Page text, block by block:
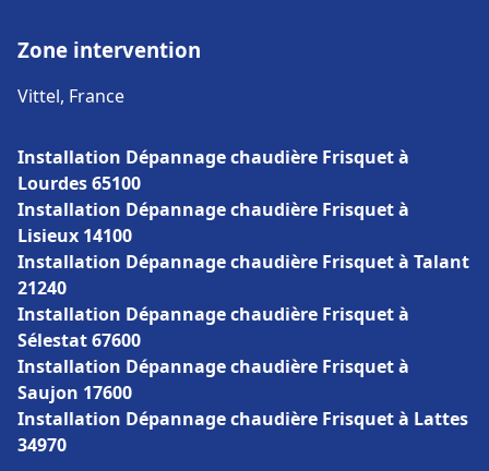
Zone intervention
Vittel, France
Installation Dépannage chaudière Frisquet à
Lourdes 65100
Installation Dépannage chaudière Frisquet à
Lisieux 14100
Installation Dépannage chaudière Frisquet à Talant
21240
Installation Dépannage chaudière Frisquet à
Sélestat 67600
Installation Dépannage chaudière Frisquet à
Saujon 17600
Installation Dépannage chaudière Frisquet à Lattes
34970